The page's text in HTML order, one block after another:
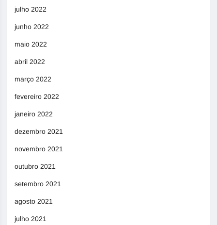
julho 2022
junho 2022
maio 2022
abril 2022
março 2022
fevereiro 2022
janeiro 2022
dezembro 2021
novembro 2021
outubro 2021
setembro 2021
agosto 2021
julho 2021